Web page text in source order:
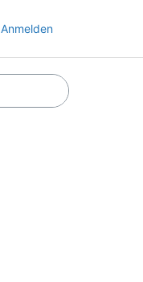
Anmelden